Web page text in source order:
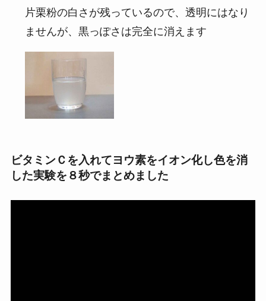
片栗粉の白さが残っているので、透明にはなり
ませんが、黒っぽさは完全に消えます
ビタミンＣを入れてヨウ素をイオン化し色を消
した実験を８秒でまとめました